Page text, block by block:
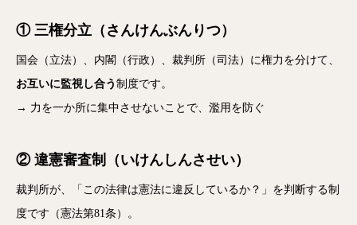
① 三権分立（さんけんぶんりつ）
国会（立法）、内閣（行政）、裁判所（司法）に権力を分けて、
お互いに監視し合う 制度です。
→ 力を一か所に集中させないことで、濫用を防ぐ
② 違憲審査制（いけんしんさせい）
裁判所が、「この法律は憲法に違反しているか？」を判断する制
度です（憲法第81条）。